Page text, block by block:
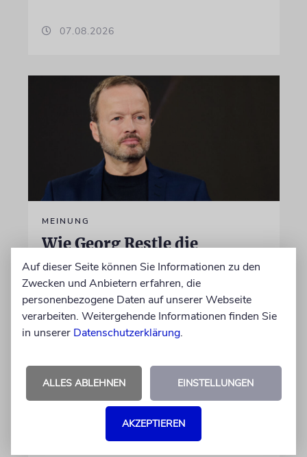
07.08.2026
MEINUNG
Wie Georg Restle die
Glaubwürdigkeit des ÖRR
untergräbt
Nach dem X-Post des Journalisten hat sich
Felix Schotland, Vorstand der Synagogen-
Gemeinde Köln, an WDR-
gewandt. Wir dokumentieren das Schreiben
im Wortlaut
von Felix Schotland
07.08.2026
Auf dieser Seite können Sie Informationen zu den
Zwecken und Anbietern erfahren, die
personenbezogene Daten auf unserer Webseite
verarbeiten. Weitergehende Informationen finden Sie
in unserer Datenschutzerklärung.
ALLES ABLEHNEN EINSTELLUNGEN
AKZEPTIEREN